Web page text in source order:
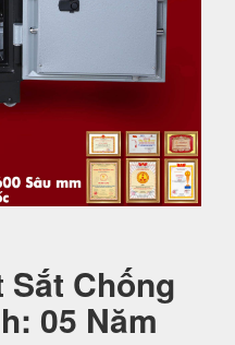
Sắt Chống
05 Năm